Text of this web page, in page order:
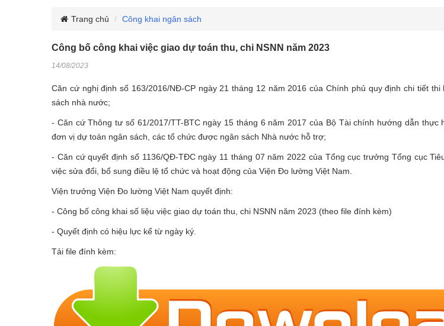
Trang chủ Công khai ngân sách
Công bố công khai việc giao dự toán thu, chi NSNN năm 2023
14/08/2023
Căn cứ nghị định số 163/2016/NĐ-CP ngày 21 tháng 12 năm 2016 của Chính phủ quy định chi tiết
sách nhà nước;
- Căn cứ Thông tư số 61/2017/TT-BTC ngày 15 tháng 6 năm 2017 của Bộ Tài chính hướng dẫn thực
đơn vị dự toán ngân sách, các tổ chức được ngân sách Nhà nước hỗ trợ;
- Căn cứ quyết định số 1136/QĐ-TĐC ngày 11 tháng 07 năm 2022 của Tổng cục trưởng Tổng cục
việc sửa đổi, bổ sung điều lệ tổ chức và hoạt động của Viện Đo lường Việt Nam.
Viện trưởng Viện Đo lường Việt Nam quyết định:
- Công bố công khai số liệu việc giao dự toán thu, chi NSNN năm 2023 (theo file đính kèm)
- Quyết định có hiệu lực kể từ ngày ký.
Tải file đính kèm: